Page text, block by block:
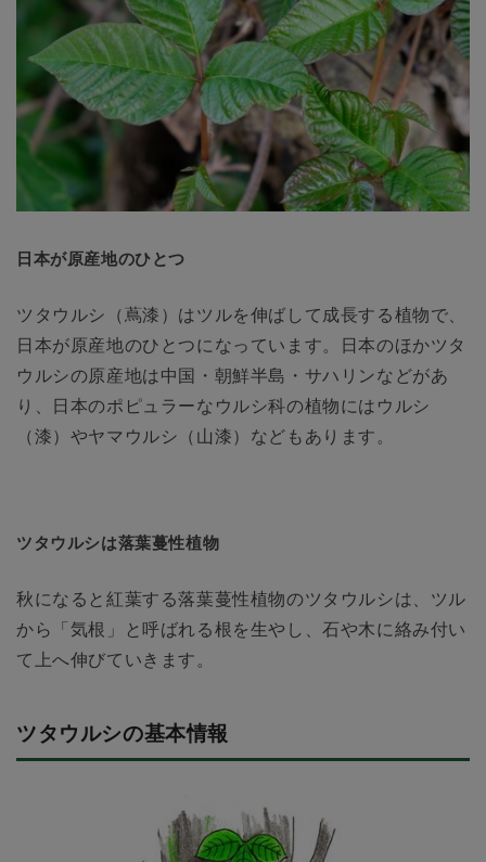
日本が原産地のひとつ
ツタウルシ（蔦漆）はツルを伸ばして成長する植物で、
日本が原産地のひとつになっています。日本のほかツタ
ウルシの原産地は中国・朝鮮半島・サハリンなどがあ
り、日本のポピュラーなウルシ科の植物にはウルシ
（漆）やヤマウルシ（山漆）などもあります。
ツタウルシは落葉蔓性植物
秋になると紅葉する落葉蔓性植物のツタウルシは、ツル
から「気根」と呼ばれる根を生やし、石や木に絡み付い
て上へ伸びていきます。
ツタウルシの基本情報